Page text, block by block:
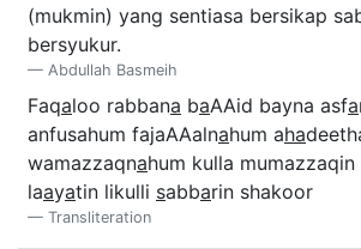
(mukmin) yang sentiasa bersikap
bersyukur.
Abdullah Basmeih
Faqaloo rabbana baAAid bayna asfa
anfusahum fajaAAalnahum aha
wamazzaqnahum kulla mumazzaqin
laayatin likulli sabbarin shakoor
Transliteration